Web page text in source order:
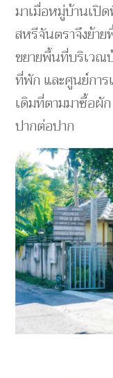
มาเมื่อหมู่บ้านเปิ
สหรีจันตราจึงย้า
ขยายพื้นที่บริเวณ
ที่พัก และศูนย์กา
เดิมที่ตามมาซื้อผั
ปากต่อปาก